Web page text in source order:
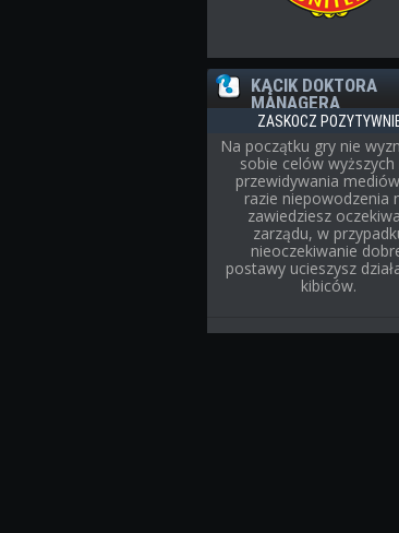
KĄCIK DOKTORA
MANAGERA
ZASKOCZ
Na początku gry nie
sobie celów wyższych
przewidywania
razie niepowodzenia
zawiedziesz
zarządu, w
nieoczekiwanie
postawy ucieszysz
kibiców.